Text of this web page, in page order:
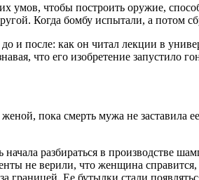
умов, чтобы построить оружие,
Когда бомбу испытали, а потом
и после: как он читал лекции в
что его изобретение запустило
пока смерть мужа не заставила
разбираться в производстве
не верили, что женщина